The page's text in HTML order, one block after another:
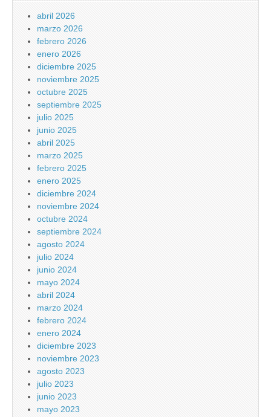
abril 2026
marzo 2026
febrero 2026
enero 2026
diciembre 2025
noviembre 2025
octubre 2025
septiembre 2025
julio 2025
junio 2025
abril 2025
marzo 2025
febrero 2025
enero 2025
diciembre 2024
noviembre 2024
octubre 2024
septiembre 2024
agosto 2024
julio 2024
junio 2024
mayo 2024
abril 2024
marzo 2024
febrero 2024
enero 2024
diciembre 2023
noviembre 2023
agosto 2023
julio 2023
junio 2023
mayo 2023